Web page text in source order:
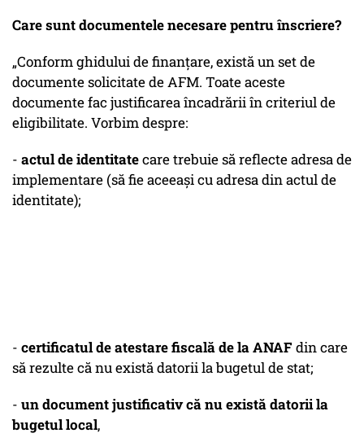
Care sunt documentele necesare pentru înscriere?
„Conform ghidului de finanțare, există un set de
documente solicitate de AFM. Toate aceste
documente fac justificarea încadrării în criteriul de
eligibilitate. Vorbim despre:
- actul de identitatecare trebuie să reflecte adresa de
implementare (să fie aceeași cu adresa din actul de
identitate);
- certificatul de atestare fiscală de la ANAF din care
să rezulte că nu există datorii la bugetul de stat;
- un document justificativ că nu există datorii la
bugetul local,